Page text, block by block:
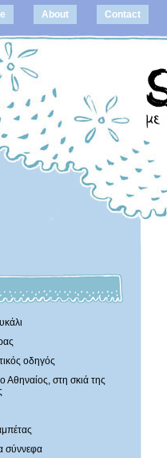
About Contact
οδηγός
Αθηναίος, στη σκιά της
σύννεφα